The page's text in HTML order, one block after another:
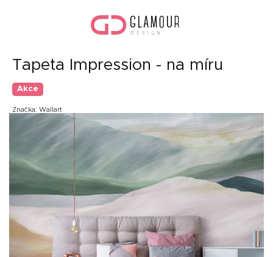
Tapeta Impression - na míru
Akce
Značka: Wallart